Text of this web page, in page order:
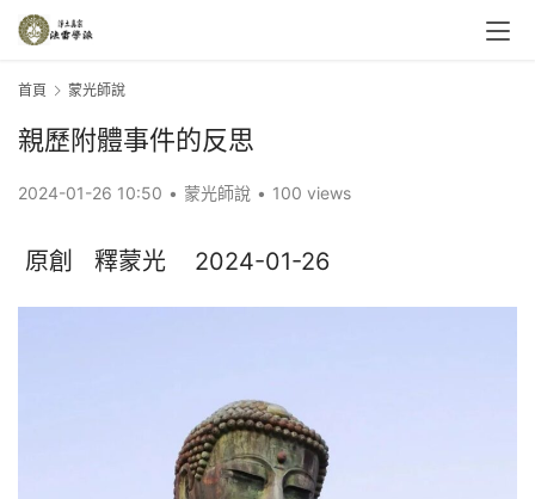
首頁 蒙光師說
親歷附體事件的反思
2024-01-26 10:50 • 蒙光師說 • 100 views
原創   釋蒙光    2024-01-26